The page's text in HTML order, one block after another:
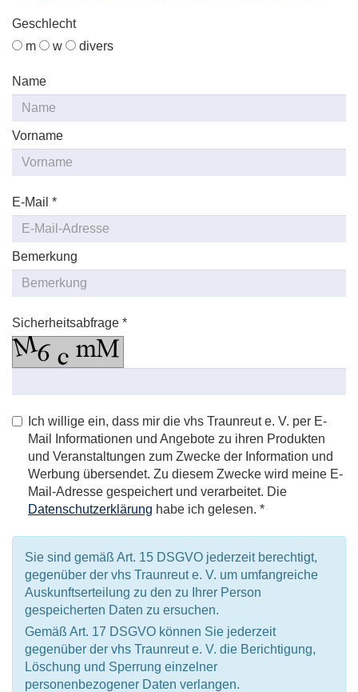
Geschlecht
m
w divers
Name
Vorname
E-Mail *
Bemerkung
Sicherheitsabfrage *
Ich willige ein, dass mir die vhs Traunreut e. V. per E-
Mail Informationen und Angebote zu ihren Produkten
und Veranstaltungen zum Zwecke der Information und
Werbung übersendet. Zu diesem Zwecke wird meine E-
Mail-Adresse gespeichert und verarbeitet. Die
Datenschutzerklärung habe ich gelesen. *
Sie sind gemäß Art. 15 DSGVO jederzeit berechtigt,
gegenüber der vhs Traunreut e. V. um umfangreiche
Auskunftserteilung zu den zu Ihrer Person
gespeicherten Daten zu ersuchen.
Gemäß Art. 17 DSGVO können Sie jederzeit
gegenüber der vhs Traunreut e. V. die Berichtigung,
Löschung und Sperrung einzelner
personenbezogener Daten verlangen.